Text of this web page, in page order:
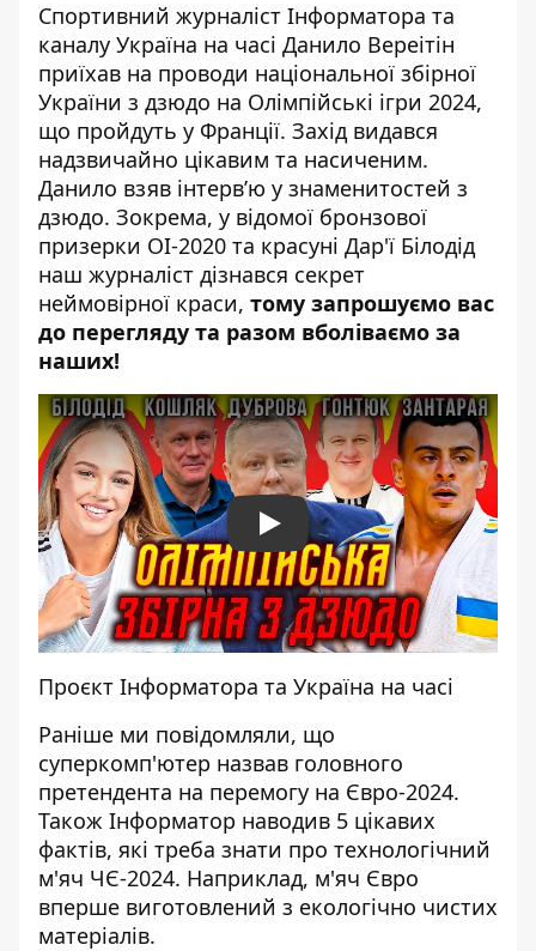
Спортивний журналіст Інформатора та
каналу Україна на часі Данило Вереітін
приїхав на проводи національної збірної
України з дзюдо на Олімпійські ігри 2024,
що пройдуть у Франції. Захід видався
надзвичайно цікавим та насиченим.
Данило взяв інтерв’ю у знаменитостей з
дзюдо. Зокрема, у відомої бронзової
призерки ОІ-2020 та красуні Дар'ї Білодід
наш журналіст дізнався секрет
неймовірної краси, тому запрошуємо вас
до перегляду та разом вболіваємо за
наших!
Play
Проєкт Інформатора та Україна на часі
Раніше ми повідомляли, що
суперкомп'ютер назвав головного
претендента на перемогу на Євро-2024.
Також Інформатор наводив 5 цікавих
фактів, які треба знати про технологічний
м'яч ЧЄ-2024. Наприклад, м'яч Євро
вперше виготовлений з екологічно чистих
матеріалів.